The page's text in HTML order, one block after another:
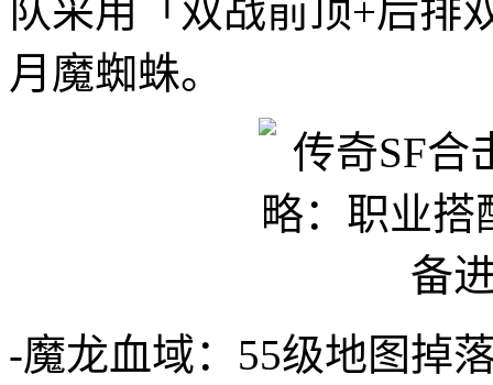
队采用「双战前顶+后排
月魔蜘蛛。
-魔龙血域：55级地图掉